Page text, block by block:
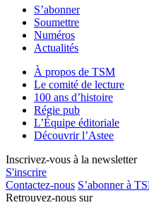
S’abonner
Soumettre
Numéros
Actualités
À propos de TSM
Le comité de lecture
100 ans d’histoire
Régie pub
L’Équipe éditoriale
Découvrir l’Astee
Inscrivez-vous à la newsletter
S'inscrire
Contactez-nous S’abonner à
Retrouvez-nous sur